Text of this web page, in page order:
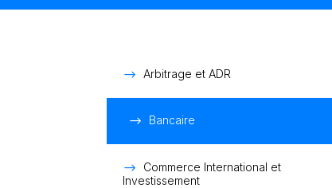
Arbitrage et ADR
Bancaire
Commerce International et
Investissement